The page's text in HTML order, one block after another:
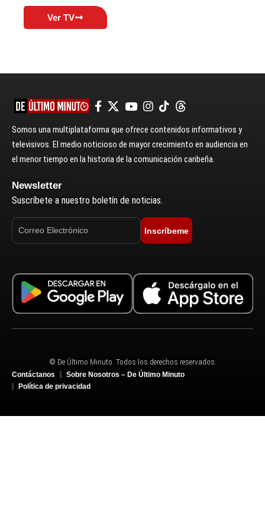
Ver TV
Somos una multiplataforma que ofrece contenidos informativos y
televisivos. El medio noticioso de mayor crecimiento en audiencia en
el menor tiempo en la historia de la comunicación caribeña.
Newsletter
Suscríbete a nuestro boletín de noticias.
Inscríbeme
© De Último Minuto. Todos los derechos reservados.
Contáctanos
Sobre Nosotros – De Último Minuto
Política de privacidad